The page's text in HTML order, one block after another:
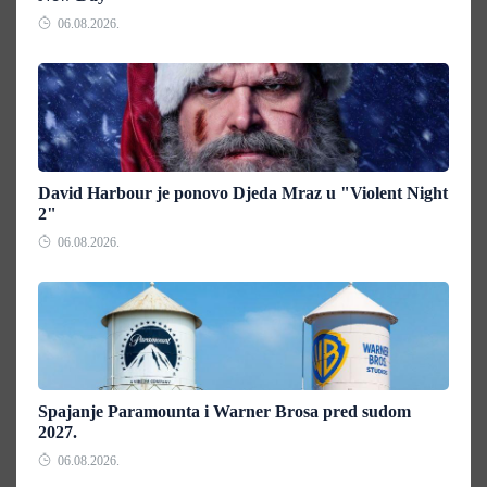
06.08.2026.
David Harbour je ponovo Djeda Mraz u "Violent Night
2"
06.08.2026.
Spajanje Paramounta i Warner Brosa pred sudom
2027.
06.08.2026.